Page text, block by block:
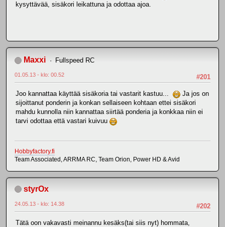
kysyttävää, sisäkori leikattuna ja odottaa ajoa.
Maxxi Fullspeed RC
#201
01.05.13 - klo: 00.52
Joo kannattaa käyttää sisäkoria tai vastarit kastuu...
Ja jos on
sijoittanut ponderin ja konkan sellaiseen kohtaan ettei sisäkori
mahdu kunnolla niin kannattaa siirtää ponderia ja konkkaa niin ei
tarvi odottaa että vastari kuivuu
Hobbyfactory.fi
Team Associated, ARRMA RC, Team Orion, Power HD & Avid
styrOx
#202
24.05.13 - klo: 14.38
Tätä oon vakavasti meinannu kesäks(tai siis nyt) hommata,